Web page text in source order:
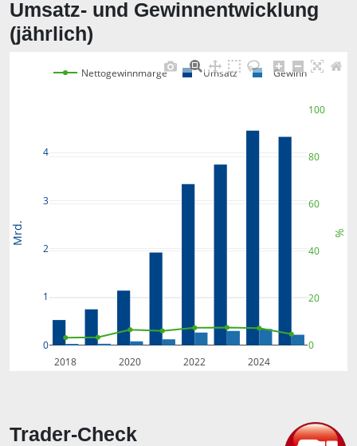
Umsatz- und Gewinnentwicklung
(jährlich)
2018 2020 2022 2024
0
1
2
3
4
0
20
40
60
80
100
Nettogewinnmarge Umsatz Gewinn
Mrd. %
Trader-Check